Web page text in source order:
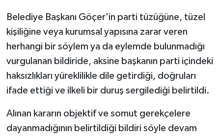
Belediye Başkanı Göçer'in parti tüzüğüne, tüzel
kişiliğine veya kurumsal yapısına zarar veren
herhangi bir söylem ya da eylemde bulunmadığı
vurgulanan bildiride, aksine başkanın parti içindeki
haksızlıkları yüreklilikle dile getirdiği, doğruları
ifade ettiği ve ilkeli bir duruş sergilediği belirtildi.
Alınan kararın objektif ve somut gerekçelere
dayanmadığının belirtildiği bildiri söyle devam